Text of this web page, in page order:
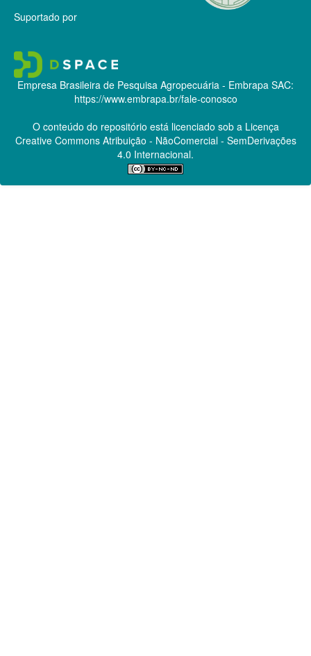
Suportado por
Empresa Brasileira de Pesquisa Agropecuária - Embrapa SAC:
https://www.embrapa.br/fale-conosco
O conteúdo do repositório está licenciado sob a Licença
Creative CommonsAtribuição - NãoComercial - SemDerivações
4.0 Internacional.